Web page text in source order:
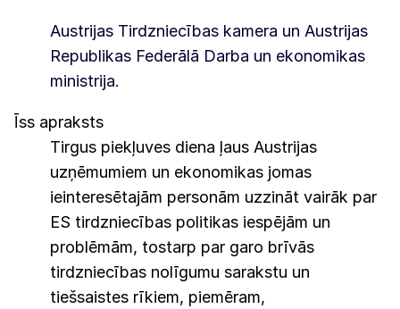
Austrijas Tirdzniecības kamera un Austrijas
Republikas Federālā Darba un ekonomikas
ministrija.
Īss apraksts
Tirgus piekļuves diena ļaus Austrijas
uzņēmumiem un ekonomikas jomas
ieinteresētajām personām uzzināt vairāk par
ES tirdzniecības politikas iespējām un
problēmām, tostarp par garo brīvās
tirdzniecības nolīgumu sarakstu un
tiešsaistes rīkiem, piemēram,